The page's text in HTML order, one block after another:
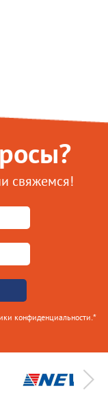
свяжемся!
конфиденциальности.*